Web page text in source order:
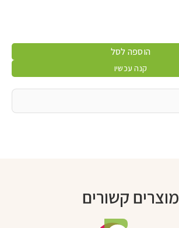
הוספה לסל
קנה עכשיו
מוצרים קשורים